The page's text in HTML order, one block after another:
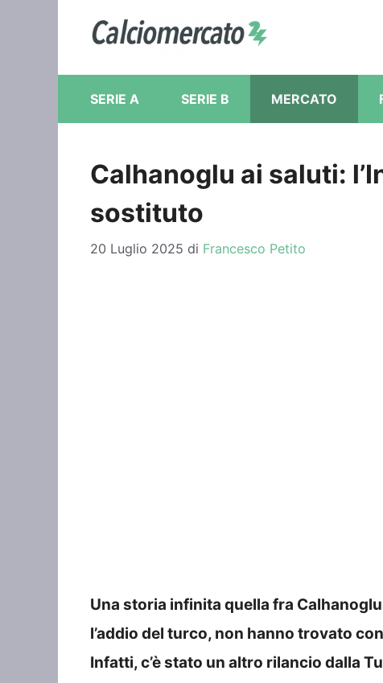
contenuto
SERIE A SERIE B MERCATO
Calhanoglu ai saluti:
sostituto
20 Luglio 2025 di Francesco Petito
Una storia infinita quella fra
l’addio del turco, non hanno trovato
Infatti, c’è stato un altro rilancio dalla